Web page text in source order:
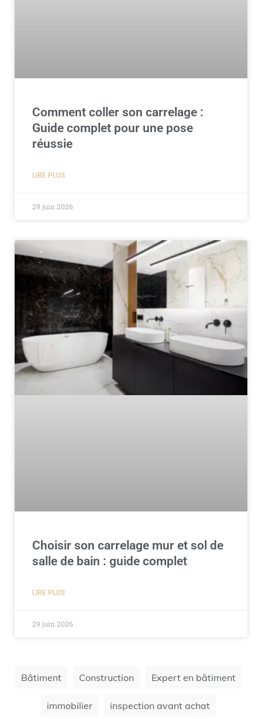
Comment coller son carrelage :
Guide complet pour une pose
réussie
LIRE PLUS
29 juin 2026
Choisir son carrelage mur et sol de
salle de bain : guide complet
LIRE PLUS
29 juin 2026
Bâtiment Construction Expert en bâtiment
immobilier inspection avant achat